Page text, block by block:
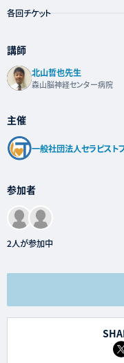
各回チケット
講師
北山哲也先生
森山脳神経センター病院
主催
一般社団法人セラピスト
参加者
2人が参加中